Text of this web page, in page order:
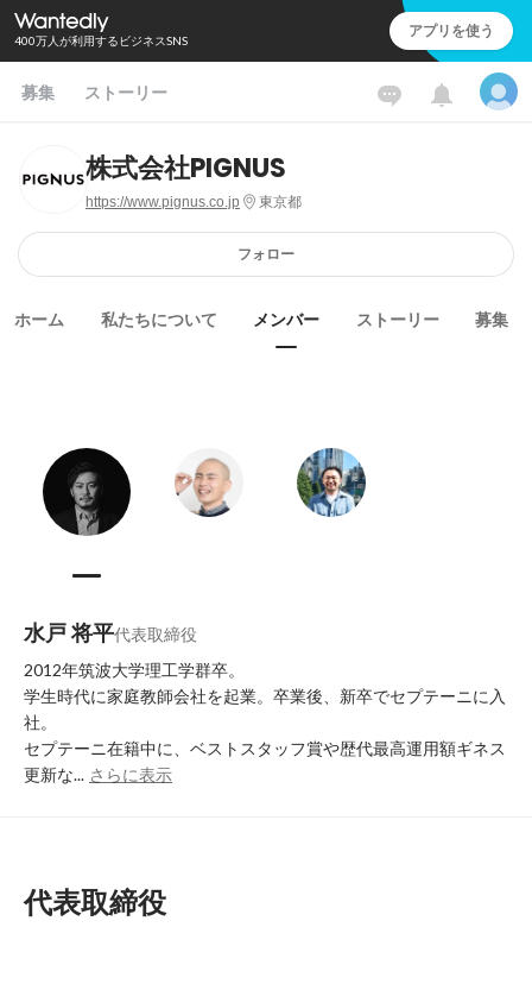
400万人が利用するビジネスSNS アプリを使う
募集 ストーリー
株式会社PIGNUS
https://www.pignus.co.jp 東京都
フォロー
ホーム 私たちについて メンバー ストーリー 募集
水戸 将平代表取締役
2012年筑波大学理工学群卒。
学生時代に家庭教師会社を起業。卒業後、新卒でセプテーニに入
社。
セプテーニ在籍中に、ベストスタッフ賞や歴代最高運用額ギネス
更新な... さらに表示
代表取締役